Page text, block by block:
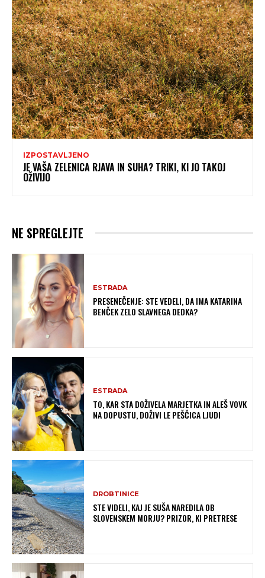
IZPOSTAVLJENO
JE VAŠA ZELENICA RJAVA IN SUHA? TRIKI, KI JO TAKOJ
OŽIVIJO
NE SPREGLEJTE
ESTRADA
PRESENEČENJE: STE VEDELI, DA IMA KATARINA
BENČEK ZELO SLAVNEGA DEDKA?
ESTRADA
TO, KAR STA DOŽIVELA MARJETKA IN ALEŠ VOVK
NA DOPUSTU, DOŽIVI LE PEŠČICA LJUDI
DROBTINICE
STE VIDELI, KAJ JE SUŠA NAREDILA OB
SLOVENSKEM MORJU? PRIZOR, KI PRETRESE